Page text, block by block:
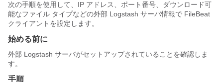
次の手順を使用して、IP アドレス、ポート番号、ダウンロード可
能なファイル タイプなどの外部 Logstash サーバ情報で FileBeat
クライアントを設定します。
始める前に
外部 Logstash サーバがセットアップされていることを確認しま
す。
手順